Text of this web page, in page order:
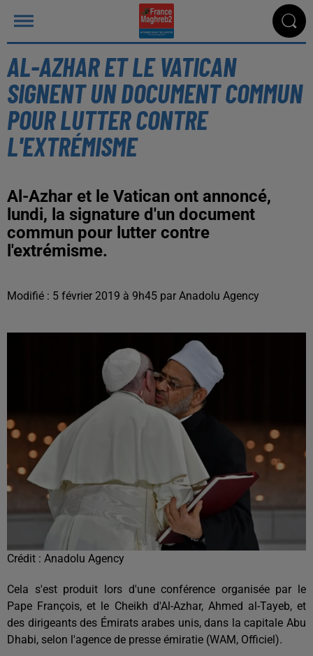
AL-AZHAR ET LE VATICAN
SIGNENT UN DOCUMENT COMMUN
POUR LUTTER CONTRE
L'EXTRÉMISME
Al-Azhar et le Vatican ont annoncé,
lundi, la signature d'un document
commun pour lutter contre
l'extrémisme.
Modifié : 5 février 2019 à 9h45 par Anadolu Agency
Crédit : Anadolu Agency
Cela s'est produit lors d'une conférence organisée par le
Pape François, et le Cheikh d'Al-Azhar, Ahmed al-Tayeb, et
des dirigeants des Émirats arabes unis, dans la capitale Abu
Dhabi, selon l'agence de presse émiratie (WAM, Officiel).